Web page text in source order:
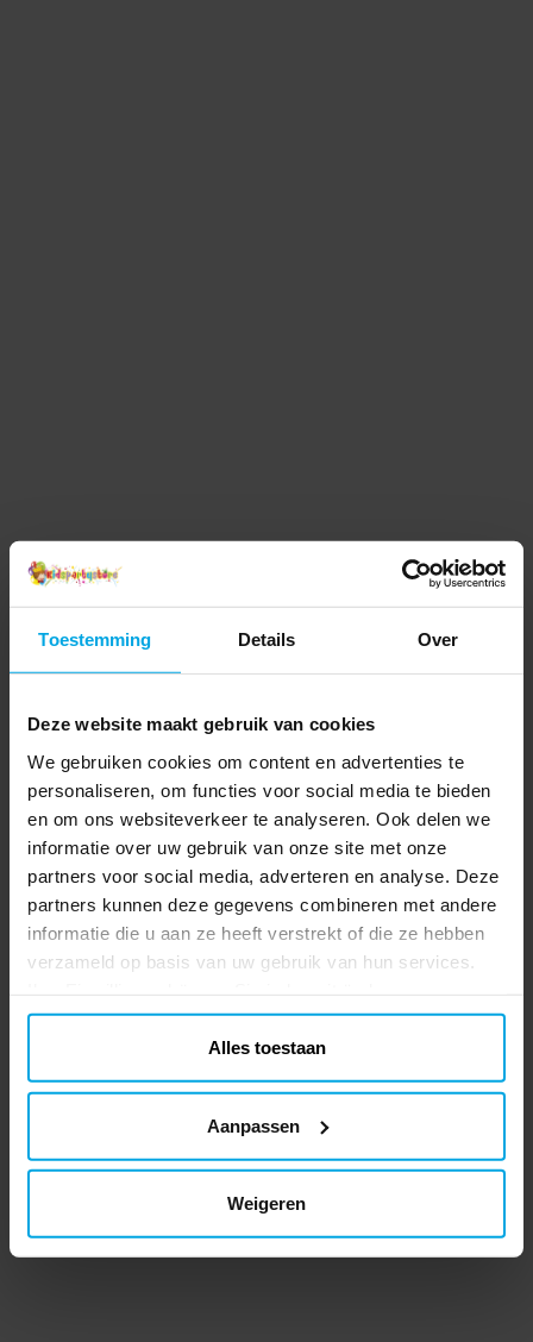
Toestemming Details Over
Deze website maakt gebruik van cookies
We gebruiken cookies om content en advertenties te
personaliseren, om functies voor social media te bieden
en om ons websiteverkeer te analyseren. Ook delen we
informatie over uw gebruik van onze site met onze
partners voor social media, adverteren en analyse. Deze
partners kunnen deze gegevens combineren met andere
informatie die u aan ze heeft verstrekt of die ze hebben
verzameld op basis van uw gebruik van hun services.
Alles toestaan
Aanpassen
Weigeren